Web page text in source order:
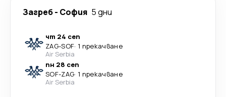
Загреб- София 5 дни
чт 24 сеп
ZAG-SOF· 1 прекачване
Air Serbia
пн 28 сеп
SOF-ZAG· 1 прекачване
Air Serbia